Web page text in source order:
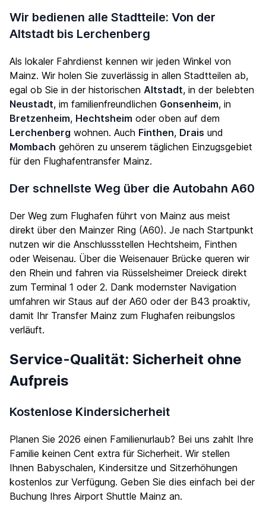
Wir bedienen alle Stadtteile: Von der
Altstadt bis Lerchenberg
Als lokaler Fahrdienst kennen wir jeden Winkel von
Mainz. Wir holen Sie zuverlässig in allen Stadtteilen ab,
egal ob Sie in der historischen Altstadt, in der belebten
Neustadt, im familienfreundlichen Gonsenheim, in
Bretzenheim, Hechtsheim oder oben auf dem
Lerchenberg wohnen. Auch Finthen, Drais und
Mombach gehören zu unserem täglichen Einzugsgebiet
für den Flughafentransfer Mainz.
Der schnellste Weg über die Autobahn A60
Der Weg zum Flughafen führt von Mainz aus meist
direkt über den Mainzer Ring (A60). Je nach Startpunkt
nutzen wir die Anschlussstellen Hechtsheim, Finthen
oder Weisenau. Über die Weisenauer Brücke queren wir
den Rhein und fahren via Rüsselsheimer Dreieck direkt
zum Terminal 1 oder 2. Dank modernster Navigation
umfahren wir Staus auf der A60 oder der B43 proaktiv,
damit Ihr Transfer Mainz zum Flughafen reibungslos
verläuft.
Service-Qualität: Sicherheit ohne
Aufpreis
Kostenlose Kindersicherheit
Planen Sie 2026 einen Familienurlaub? Bei uns zahlt Ihre
Familie keinen Cent extra für Sicherheit. Wir stellen
Ihnen Babyschalen, Kindersitze und Sitzerhöhungen
kostenlos zur Verfügung. Geben Sie dies einfach bei der
Buchung Ihres Airport Shuttle Mainz an.